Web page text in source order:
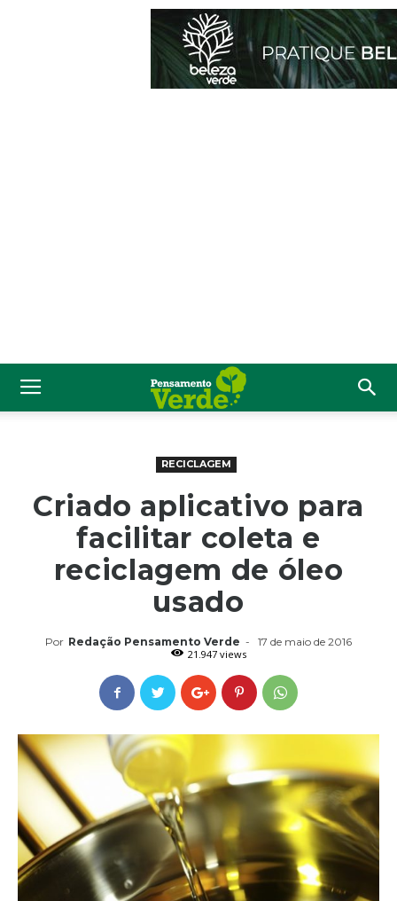
RECICLAGEM
Criado aplicativo para
facilitar coleta e
reciclagem de óleo
usado
Por Redação Pensamento Verde -
17 de maio de 2016
21.947 views